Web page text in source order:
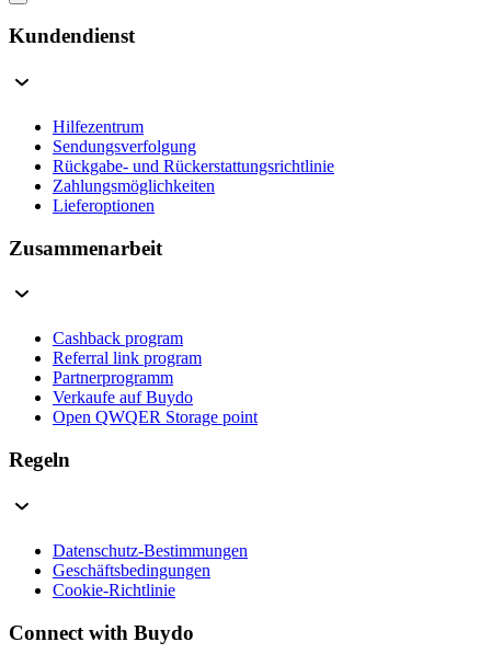
Kundendienst
Hilfezentrum
Sendungsverfolgung
Rückgabe- und Rückerstattungsrichtlinie
Zahlungsmöglichkeiten
Lieferoptionen
Zusammenarbeit
Cashback program
Referral link program
Partnerprogramm
Verkaufe auf Buydo
Open QWQER Storage point
Regeln
Datenschutz-Bestimmungen
Geschäftsbedingungen
Cookie-Richtlinie
Connect with Buydo